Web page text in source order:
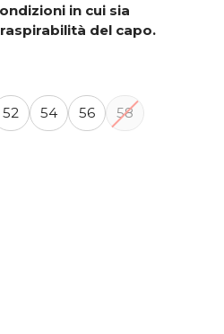
in cui sia
del capo.
52 54 56 58